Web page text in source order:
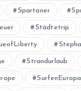
Spartaner
Städtetrip
Strandurlaub
SurfenEuropa